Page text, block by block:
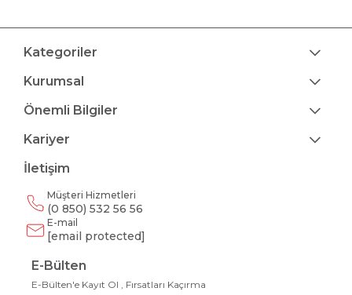
Kategoriler
Kurumsal
Önemli Bilgiler
Kariyer
İletişim
Müşteri Hizmetleri
(0 850) 532 56 56
E-mail
[email protected]
E-Bülten
E-Bülten'e Kayıt Ol , Fırsatları Kaçırma